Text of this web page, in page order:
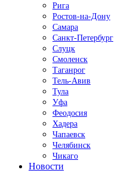
Рига
Ростов-на-Дону
Самара
Санкт-Петербург
Слуцк
Смоленск
Таганрог
Тель-Авив
Тула
Уфа
Феодосия
Хадера
Чапаевск
Челябинск
Чикаго
Новости